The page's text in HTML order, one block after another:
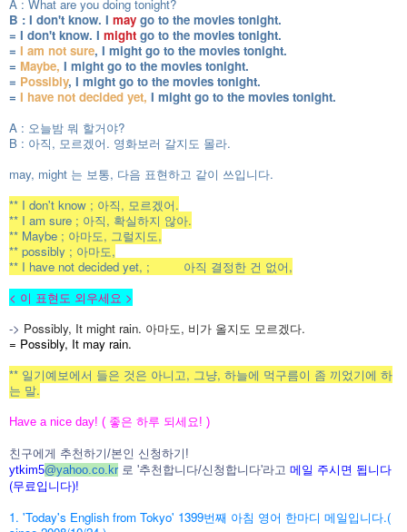
A : What are you doing tonight?
B : I don't know. I may go to the movies tonight.
= I don't know. I might go to the movies tonight.
= I am not sure, I might go to the movies tonight.
= Maybe, I might go to the movies tonight.
= Possibly, I might go to the movies tonight.
= I have not decided yet, I might go to the movies tonight.
A : 오늘밤 뭐 할거야?
B : 아직, 모르겠어. 영화보러 갈지도 몰라.
may, might 는 보통, 다음 표현하고 같이 쓰입니다.
** I don't know ; 아직, 모르겠어.
** I am sure ; 아직, 확실하지 않아.
** Maybe ; 아마도, 그럴지도,
** possibly ; 아마도,
** I have not decided yet, ;
아직 결정한 건 없어,
< 이 표현도 외우세요 >
-> Possibly, It might rain. 아마도, 비가 올지도 모르겠다.
= Possibly, It may rain.
** 일기예보에서 들은 것은 아니고, 그냥, 하늘에 먹구름이 좀 끼었기에 하
는 말.
Have a nice day! ( 좋은 하루 되세요! )
친구에게 추천하기/본인 신청하기!
ytkim5@yahoo.co.kr 로 '추천합니다/신청합니다'라고 메일 주시면 됩니다
(무료입니다)!
1. 'Today's English from Tokyo' 1399번째 아침 영어 한마디 메일입니다.(